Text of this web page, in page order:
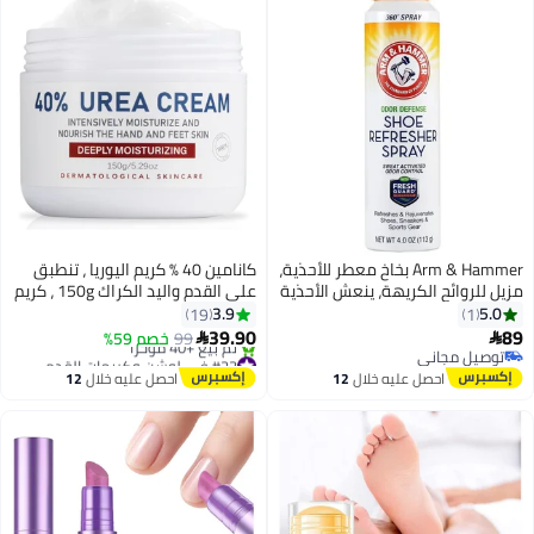
Arm & Hammer بخاخ معطر للأحذية،
مزيل للروائح الكريهة، ينعش الأحذية
والأدوات الرياضية - 113 غرام
5.0
1
89
توصيل مجاني
توصيل مجانياحصل عليه خلال12
كانامين 40 ٪ كريم اليوريا ، تنطبق
على القدم واليد الكراك 150g ، كريم
اليوريا ، كريم ترطيب الجلد الجاف ،
Descal وكيل ، القدم واليد لوسيون
الرعاية ، وتغذية وتليين الجلد كريم
إصلاح كعب
3.9
19
39.90
99 خصم 59%
#23 في لوشن وكريمات القدم
توصيل مجاني
تم بيع +40 مؤخرًا
#23 في لوشن وكريمات القدم
احصل عليه خلال12